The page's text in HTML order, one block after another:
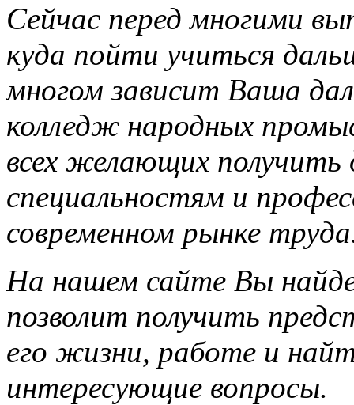
Сейчас перед многими
куда пойти учиться
многом зависит Ваша
колледж народных
всех желающих получить
специальностям и
современном рынке
На нашем сайте Вы
позволит получить
его жизни, работе и
интересующие вопросы.